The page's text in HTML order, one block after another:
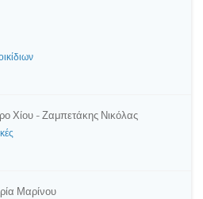
Χίου - Ζαμπετάκης Νικόλας
Μαρίνου